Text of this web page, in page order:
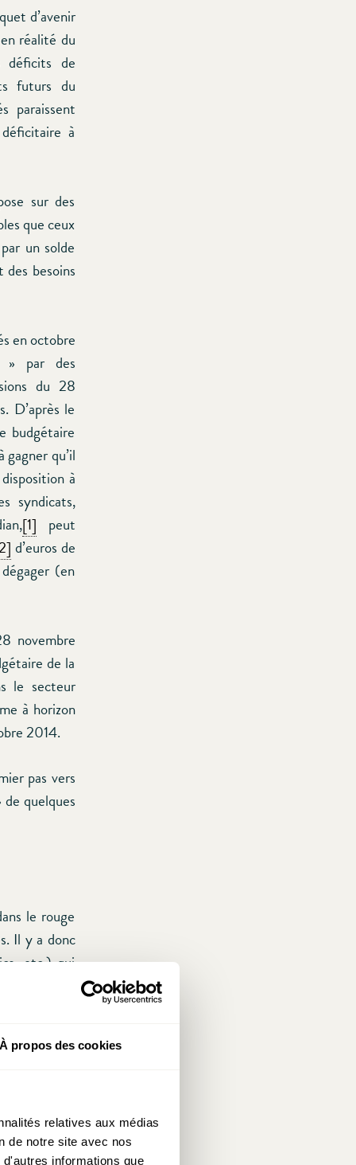
À propos des cookies
relatives aux médias
de notre site avec nos
informations que
d’avenir
réalité du
déficits de
futurs du
paraissent
à
sur des
que ceux
un solde
besoins
en octobre
» par des
du 28
D’après le
budgétaire
qu’il
à
syndicats,
[1] peut
d’euros de
(en
novembre
de la
le secteur
à horizon
2014.
pas vers
quelques
le rouge
Il y a donc
etc.) qui
En effet,
annoncées
bords
etc.)
» large.